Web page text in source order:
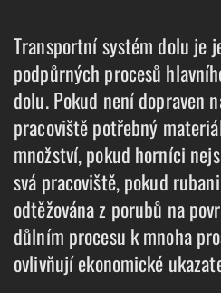
Transportní systém dolu je
podpůrných procesů
dolu. Pokud není dopraven
pracoviště potřebný
množství, pokud horníci
svá pracoviště, pokud
odtěžována z porubů na
důlním procesu k mnoha
ovlivňují ekonomické